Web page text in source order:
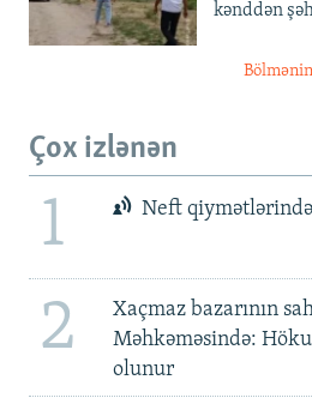
kənddən
Çox izlənən
1 Neft
2
Xaçmaz bazarının
Məhkəməsində:
olunur